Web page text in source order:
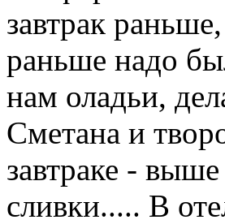
завтрак
раньше надо
нам оладьи,
Сметана и
завтраке -
сливки..... В